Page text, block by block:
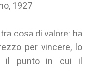
1927
cosa di valore: ha
per vincere, lo
il punto in cui il